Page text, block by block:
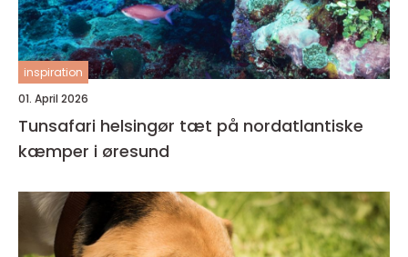
inspiration
01. April 2026
Tunsafari helsingør tæt på nordatlantiske
kæmper i øresund